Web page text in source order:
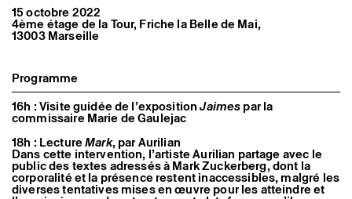
Rapports d'activité
Informations pratiques
Expositions
Événements
Programmation éditoriale
Médiation
Publics associés
Les Nouveaux Commanditaires
Artistes résident·es et associé·es
Résident·es
15 octobre 2022
4ème étage de la Tour, Friche la Belle de Mai,
13003 Marseille
Programme
16h : Visite guidée de l’expositionJaimespar la
commissaire Marie de Gaulejac
18h : LectureMark, par Aurilian
Dans cette intervention, l’artiste Aurilian partage avec le
public des textes adressés à Mark Zuckerberg, dont la
corporalité et la présence restent inaccessibles, malgré les
diverses tentatives mises en œuvre pour les atteindre et